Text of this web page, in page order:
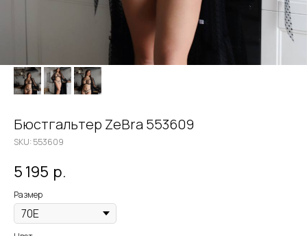
Бюстгальтер ZeBra 553609
SKU: 553609
5 195 р.
Размер